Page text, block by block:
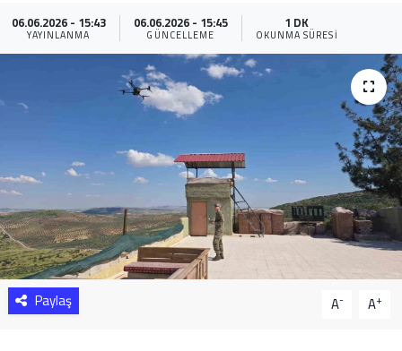
06.06.2026 - 15:43
YAYINLANMA
06.06.2026 - 15:45
GÜNCELLEME
1 DK
OKUNMA SÜRESI
Paylaş A- A+
Yazarlar
Resmi İlan
Resmi Reklam